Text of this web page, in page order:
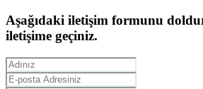
Aşağıdaki iletişim formunu
iletişime geçiniz.